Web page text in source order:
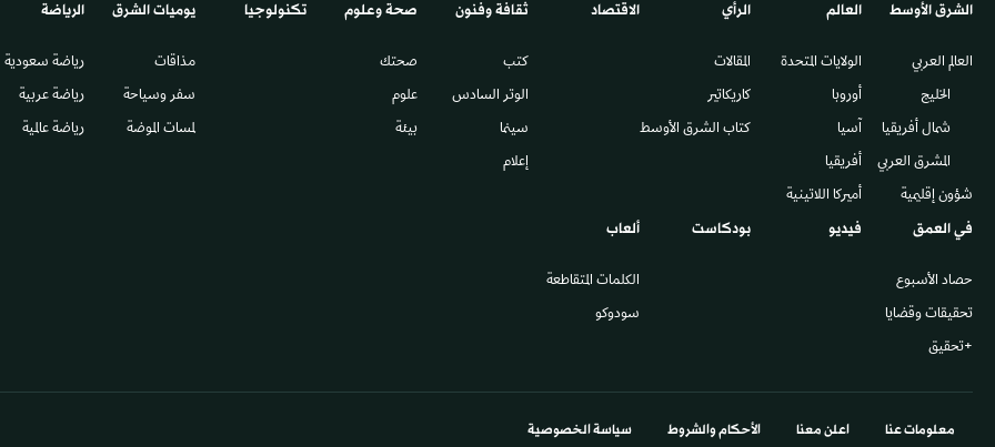
الشرق الأوسط​
العالم العربي
الخليج
شمال أفريقيا
المشرق العربي
شؤون إقليمية
العالم
الولايات المتحدة
أوروبا
آسيا
أفريقيا
أميركا اللاتينية
الرأي
المقالات
كاريكاتير
كتاب الشرق الأوسط
الاقتصاد ثقافة وفنون
كتب
الوتر السادس​
سينما
إعلام
صحة وعلوم
صحتك
علوم
بيئة
تكنولوجيا يوميات الشرق​
مذاقات
سفر وسياحة
لمسات الموضة
الرياضة
رياضة سعودية
رياضة عربية
رياضة عالمية
في العمق
حصاد الأسبوع
تحقيقات وقضايا
+تحقيق
فيديو بودكاست ألعاب
الكلمات المتقاطعة
سودوكو
معلومات عنا اعلن معنا الأحكام والشروط سياسة الخصوصية